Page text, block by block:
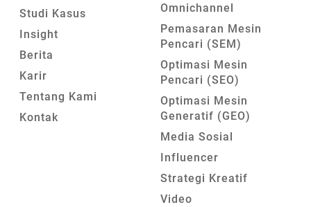
Studi Kasus
Insight
Berita
Karir
Tentang Kami
Kontak
Omnichannel
Pemasaran Mesin
Pencari (SEM)
Optimasi Mesin
Pencari (SEO)
Optimasi Mesin
Generatif (GEO)
Media Sosial
Influencer
Strategi Kreatif
Video